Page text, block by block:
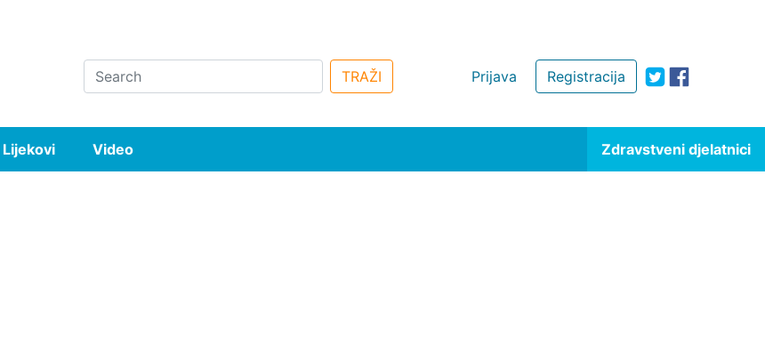
Registracija
Prijava
Search TRAŽI
Lijekovi Video Zdravstveni djelatnici